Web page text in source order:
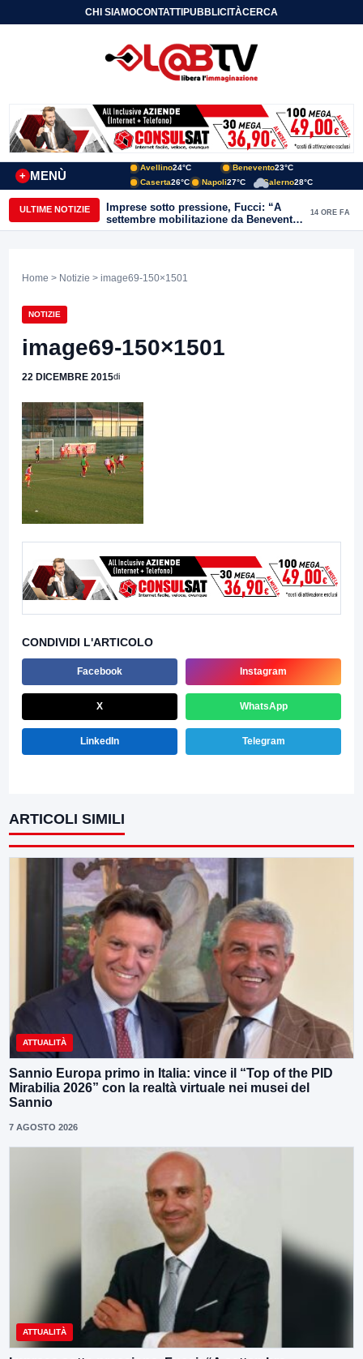
CHI SIAMOCONTATTIPUBBLICITÀCERCA
MENÙ
+
Avellino24°C Benevento23°C
Caserta26°C Napoli27°C Salerno28°C
ULTIME NOTIZIE
Imprese sotto pressione, Fucci: “A
settembre mobilitazione da Benevento
e Avellino”
14 ORE FA
Home > Notizie > image69-150×1501
NOTIZIE
image69-150×1501
22 DICEMBRE 2015di
CONDIVIDI L'ARTICOLO
Facebook Instagram
X WhatsApp
LinkedIn Telegram
ARTICOLI SIMILI
ATTUALITÀ
Sannio Europa primo in Italia: vince il “Top of the PID
Mirabilia 2026” con la realtà virtuale nei musei del
Sannio
7 AGOSTO 2026
ATTUALITÀ